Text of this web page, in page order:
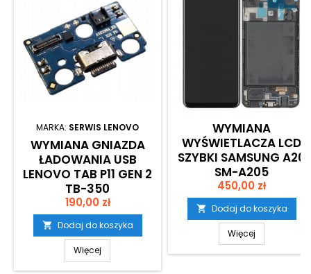
MARKA: SERWIS LENOVO
WYMIANA GNIAZDA
ŁADOWANIA USB
LENOVO TAB P11 GEN 2
TB-350
Cena
190,00 zł
 Dodaj do koszyka
Więcej
WYMIANA
WYŚWIETLACZA LCD
SZYBKI SAMSUNG A20
SM-A205
(ORYGINALNY)
Cena
450,00 zł
 Dodaj do koszyka
Więcej